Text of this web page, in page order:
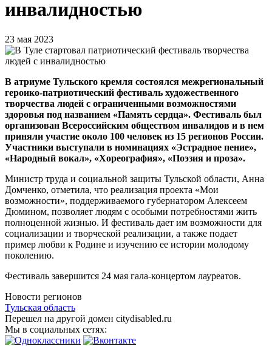
инвалидностью
23 мая 2023
В атриуме Тульского кремля состоялся межрегиональный
героико-патриотический фестиваль художественного
творчества людей с ограниченными возможностями
здоровья под названием «Память сердца». Фестиваль был
организован Всероссийским обществом инвалидов и в нем
приняли участие около 100 человек из 15 регионов России.
Участники выступали в номинациях «Эстрадное пение»,
«Народный вокал», «Хореография», «Поэзия и проза».
Министр труда и социальной защиты Тульской области, Анна
Домченко, отметила, что реализация проекта «Мои
возможности», поддерживаемого губернатором Алексеем
Дюмином, позволяет людям с особыми потребностями жить
полноценной жизнью. И фестиваль дает им возможности для
социализации и творческой реализации, а также подает
пример любви к Родине и изучению ее истории молодому
поколению.
Фестиваль завершится 24 мая гала-концертом лауреатов.
Новости регионов
Тульская область
Перешел на другой домен citydisabled.ru
Мы в социальных сетях: